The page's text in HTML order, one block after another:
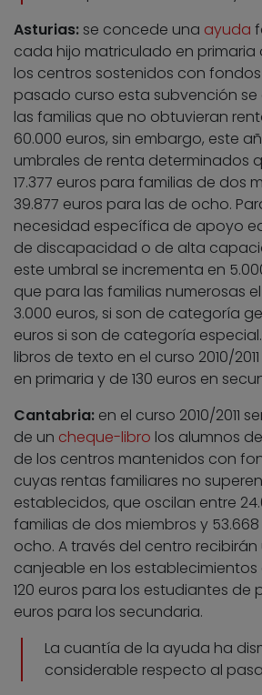
Asturias: se concede una ayuda
cada hijo matriculado en primaria
los centros sostenidos con fondos
pasado curso esta subvención
las familias que no obtuvieran
60.000 euros, sin embargo, este
umbrales de renta determinados
17.377 euros para familias de dos
39.877 euros para las de ocho.
necesidad específica de apoyo
de discapacidad o de alta
este umbral se incrementa en
que para las familias numerosas
3.000 euros, si son de categoría
euros si son de categoría
libros de texto en el curso 2010/
en primaria y de 130 euros en
Cantabria: en el curso 2010/2011
de un cheque-libro los alumnos
de los centros mantenidos con
cuyas rentas familiares no
establecidos, que oscilan entre
familias de dos miembros y
ocho. A través del centro
canjeable en los
120 euros para los estudiantes de
euros para los secundaria.
La cuantía de la ayuda ha
considerable respecto al